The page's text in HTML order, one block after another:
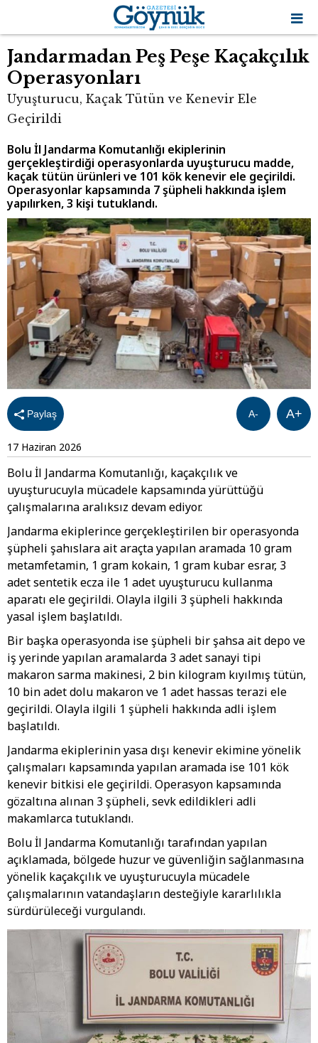
Jandarmadan Peş Peşe Kaçakçılık
Operasyonları
Uyuşturucu, Kaçak Tütün ve Kenevir Ele
Geçirildi
Bolu İl Jandarma Komutanlığı ekiplerinin
gerçekleştirdiği operasyonlarda uyuşturucu madde,
kaçak tütün ürünleri ve 101 kök kenevir ele geçirildi.
Operasyonlar kapsamında 7 şüpheli hakkında işlem
yapılırken, 3 kişi tutuklandı.
Paylaş A+
A-
17 Haziran 2026
Bolu İl Jandarma Komutanlığı, kaçakçılık ve
uyuşturucuyla mücadele kapsamında yürüttüğü
çalışmalarına aralıksız devam ediyor.
Jandarma ekiplerince gerçekleştirilen bir operasyonda
şüpheli şahıslara ait araçta yapılan aramada 10 gram
metamfetamin, 1 gram kokain, 1 gram kubar esrar, 3
adet sentetik ecza ile 1 adet uyuşturucu kullanma
aparatı ele geçirildi. Olayla ilgili 3 şüpheli hakkında
yasal işlem başlatıldı.
Bir başka operasyonda ise şüpheli bir şahsa ait depo ve
iş yerinde yapılan aramalarda 3 adet sanayi tipi
makaron sarma makinesi, 2 bin kilogram kıyılmış tütün,
10 bin adet dolu makaron ve 1 adet hassas terazi ele
geçirildi. Olayla ilgili 1 şüpheli hakkında adli işlem
başlatıldı.
Jandarma ekiplerinin yasa dışı kenevir ekimine yönelik
çalışmaları kapsamında yapılan aramada ise 101 kök
kenevir bitkisi ele geçirildi. Operasyon kapsamında
gözaltına alınan 3 şüpheli, sevk edildikleri adli
makamlarca tutuklandı.
Bolu İl Jandarma Komutanlığı tarafından yapılan
açıklamada, bölgede huzur ve güvenliğin sağlanmasına
yönelik kaçakçılık ve uyuşturucuyla mücadele
çalışmalarının vatandaşların desteğiyle kararlılıkla
sürdürüleceği vurgulandı.